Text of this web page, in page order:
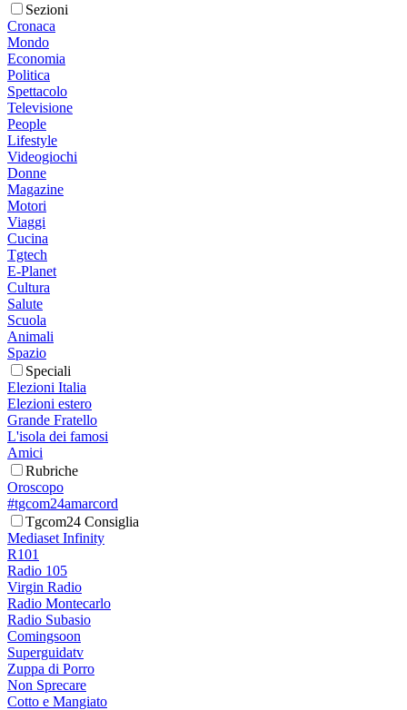
Sezioni
Cronaca
Mondo
Economia
Politica
Spettacolo
Televisione
People
Lifestyle
Videogiochi
Donne
Magazine
Motori
Viaggi
Cucina
Tgtech
E-Planet
Cultura
Salute
Scuola
Animali
Spazio
Speciali
Elezioni Italia
Elezioni estero
Grande Fratello
L'isola dei famosi
Amici
Rubriche
Oroscopo
#tgcom24amarcord
Tgcom24 Consiglia
Mediaset Infinity
R101
Radio 105
Virgin Radio
Radio Montecarlo
Radio Subasio
Comingsoon
Superguidatv
Zuppa di Porro
Non Sprecare
Cotto e Mangiato